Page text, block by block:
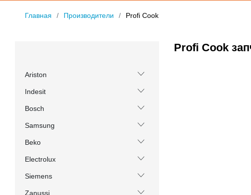
Главная Производители Profi Cook
Ariston
Indesit
Bosch
Samsung
Beko
Electrolux
Siemens
Zanussi
Profi Cook